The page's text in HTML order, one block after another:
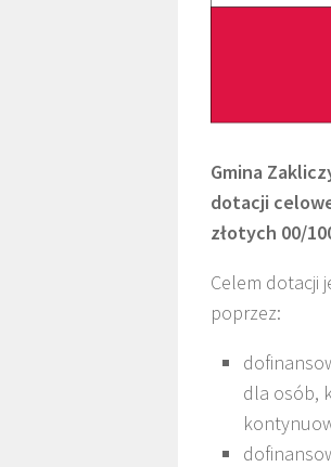
Gmina
dotacji
złotych 00/
Celem dotacji
poprzez:
dla osób,